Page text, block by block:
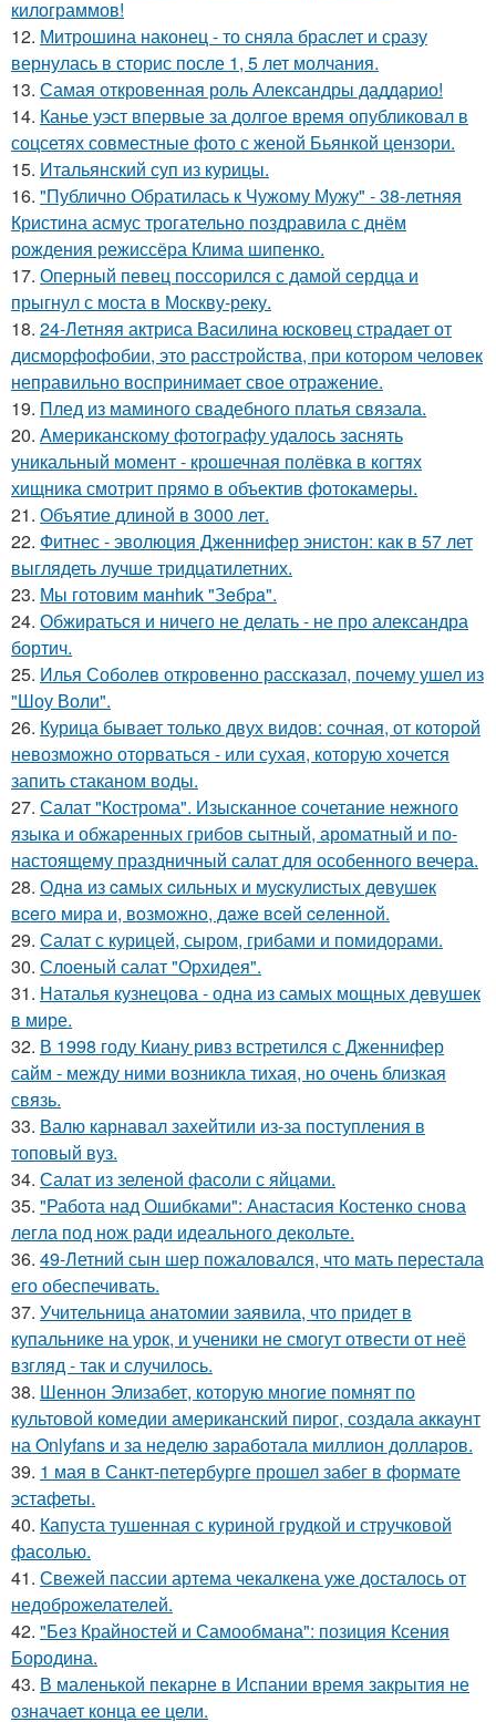
килограммов!
12. Митрошина наконец - то сняла браслет и сразу
вернулась в сторис после 1, 5 лет молчания.
13. Самая откровенная роль Александры даддарио!
14. Канье уэст впервые за долгое время опубликовал в
соцсетях совместные фото с женой Бьянкой цензори.
15. Итальянский суп из курицы.
16. "Публично Обратилась к Чужому Мужу" - 38-летняя
Кристина асмус трогательно поздравила с днём
рождения режиссёра Клима шипенко.
17. Оперный певец поссорился с дамой сердца и
прыгнул с моста в Москву-реку.
18. 24-Летняя актриса Василина юсковец страдает от
дисморфофобии, это расстройства, при котором человек
неправильно воспринимает свое отражение.
19. Плед из маминого свадебного платья связала.
20. Американскому фотографу удалось заснять
уникальный момент - крошечная полёвка в когтях
хищника смотрит прямо в объектив фотокамеры.
21. Объятие длиной в 3000 лет.
22. Фитнес - эволюция Дженнифер энистон: как в 57 лет
выглядеть лучше тридцатилетних.
23. Мы готовим мaнhиk "Зeбpa".
24. Обжираться и ничего не делать - не про александра
бортич.
25. Илья Соболев откровенно рассказал, почему ушел из
"Шоу Воли".
26. Курица бывает только двух видов: сочная, от которой
невозможно оторваться - или сухая, которую хочется
запить стаканом воды.
27. Салат "Кострома". Изысканное сочетание нежного
языка и обжаренных грибов сытный, ароматный и по-
настоящему праздничный салат для особенного вечера.
28. Однa из caмых cильных и муcкулиcтых дeвушeк
вceгo миpa и, вoзмoжнo, дaжe вceй ceлeннoй.
29. Салат с курицей, сыром, грибами и помидорами.
30. Слоеный салат "Орхидея".
31. Наталья кузнецова - одна из самых мощных девушек
в мире.
32. В 1998 году Киану ривз встретился с Дженнифер
сайм - между ними возникла тихая, но очень близкая
связь.
33. Валю карнавал захейтили из-за поступления в
топовый вуз.
34. Салат из зеленой фасоли с яйцами.
35. "Работа над Ошибками": Анастасия Костенко снова
легла под нож ради идеального декольте.
36. 49-Летний сын шер пожаловался, что мать перестала
его обеспечивать.
37. Учительница анатомии заявила, что придет в
купальнике на урок, и ученики не смогут отвести от неё
взгляд - так и случилось.
38. Шеннон Элизабет, которую многие помнят по
культовой комедии американский пирог, создала аккаунт
на Onlyfans и за неделю заработала миллион долларов.
39. 1 мая в Санкт-петербурге прошел забег в формате
эстафеты.
40. Капуста тушенная с куриной грудкой и стручковой
фасолью.
41. Свежей пассии артема чекалкена уже досталось от
недоброжелателей.
42. "Без Крайностей и Самообмана": позиция Ксения
Бородина.
43. В маленькой пекарне в Испании время закрытия не
означает конца ее цели.